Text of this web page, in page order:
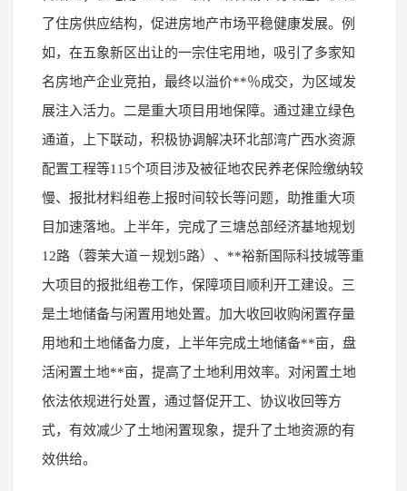
了住房供应结构，促进房地产市场平稳健康发展。例
如，在五象新区出让的一宗住宅用地，吸引了多家知
名房地产企业竞拍，最终以溢价**％成交，为区域发
展注入活力。二是重大项目用地保障。通过建立绿色
通道，上下联动，积极协调解决环北部湾广西水资源
配置工程等115个项目涉及被征地农民养老保险缴纳较
慢、报批材料组卷上报时间较长等问题，助推重大项
目加速落地。上半年，完成了三塘总部经济基地规划
12路（蓉茉大道－规划5路）、**裕新国际科技城等重
大项目的报批组卷工作，保障项目顺利开工建设。三
是土地储备与闲置用地处置。加大收回收购闲置存量
用地和土地储备力度，上半年完成土地储备**亩，盘
活闲置土地**亩，提高了土地利用效率。对闲置土地
依法依规进行处置，通过督促开工、协议收回等方
式，有效减少了土地闲置现象，提升了土地资源的有
效供给。